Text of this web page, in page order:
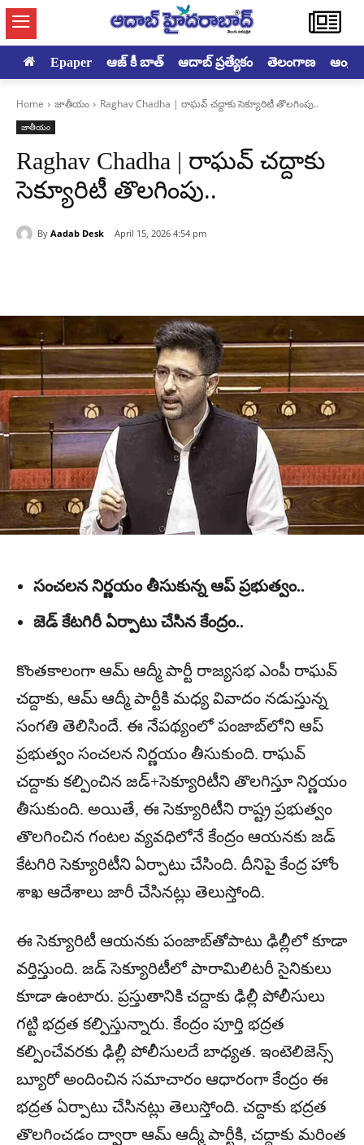
Epaper ఆజ్ కీ బాత్ ఆదాబ్ ప్రత్యేకం తెలంగాణ
Home జాతీయం Raghav Chadha | రాఘవ్ చద్దాకు సెక్యూరిటీ తొలగింపు..
జాతీయం
Raghav Chadha | రాఘవ్ చద్దాకు
సెక్యూరిటీ తొలగింపు..
By Aadab Desk April 15, 2026 4:54 pm
సంచలన నిర్ణయం తీసుకున్న ఆప్ ప్రభుత్వం..
జెడ్ కేటగిరీ ఏర్పాటు చేసిన కేంద్రం..
కొంతకాలంగా ఆమ్ ఆద్మీ పార్టీ రాజ్యసభ ఎంపీ రాఘవ్
చద్దాకు, ఆమ్ ఆద్మీ పార్టీకి మధ్య వివాదం నడుస్తున్న
సంగతి తెలిసిందే. ఈ నేపథ్యంలో పంజాబ్‌లోని ఆప్
ప్రభుత్వం సంచలన నిర్ణయం తీసుకుంది. రాఘవ్
చద్దాకు కల్పించిన జడ్+సెక్యూరిటీని తొలగిస్తూ నిర్ణయం
తీసుకుంది. అయితే, ఈ సెక్యూరిటీని రాష్ట్ర ప్రభుత్వం
తొలగించిన గంటల వ్యవధిలోనే కేంద్రం ఆయనకు జడ్
కేటగిరి సెక్యూరిటీని ఏర్పాటు చేసింది. దీనిపై కేంద్ర హోం
శాఖ ఆదేశాలు జారీ చేసినట్లు తెలుస్తోంది.
ఈ సెక్యూరిటీ ఆయనకు పంజాబ్‌తోపాటు ఢిల్లీలో కూడా
వర్తిస్తుంది. జడ్ సెక్యూరిటీలో పారామిలిటరీ సైనికులు
కూడా ఉంటారు. ప్రస్తుతానికి చద్దాకు ఢిల్లీ పోలీసులు
గట్టి భద్రత కల్పిస్తున్నారు. కేంద్రం పూర్తి భద్రత
కల్పించేవరకు ఢిల్లీ పోలీసులదే బాధ్యత. ఇంటెలిజెన్స్
బ్యూరో అందించిన సమాచారం ఆధారంగా కేంద్రం ఈ
భద్రత ఏర్పాటు చేసినట్లు తెలుస్తోంది. చద్దాకు భద్రత
తొలగించడం ద్వారా ఆమ్ ఆద్మీ పార్టీకి, చద్దాకు మరింత